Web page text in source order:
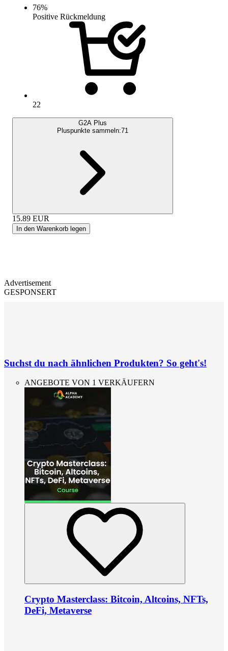
76%
Positive Rückmeldung
22
G2A Plus
Pluspunkte sammeln:71
15.89 EUR
In den Warenkorb legen
Advertisement
GESPONSERT
Suchst du nach ähnlichen Produkten? So geht's!
ANGEBOTE VON 1 VERKÄUFERN
Crypto Masterclass: Bitcoin, Altcoins, NFTs,
DeFi, Metaverse